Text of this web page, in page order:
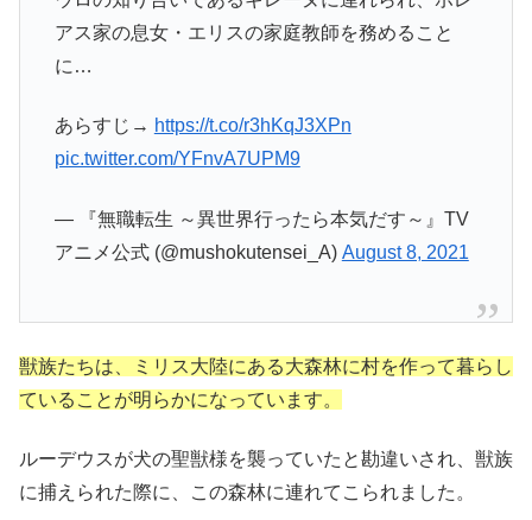
アス家の息女・エリスの家庭教師を務めること
に…
あらすじ→ https://t.co/r3hKqJ3XPn
pic.twitter.com/YFnvA7UPM9
— 『無職転生 ～異世界行ったら本気だす～』TV
アニメ公式 (@mushokutensei_A) August 8, 2021
獣族たちは、ミリス大陸にある大森林に村を作って暮らし
ていることが明らかになっています。
ルーデウスが犬の聖獣様を襲っていたと勘違いされ、獣族
に捕えられた際に、この森林に連れてこられました。